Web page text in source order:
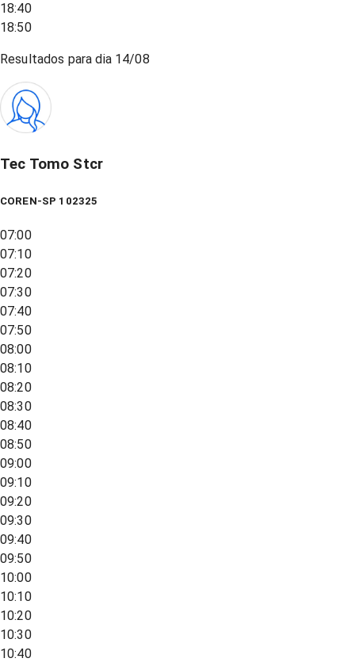
18:40
18:50
Resultados para dia 14/08
Tec Tomo Stcr
COREN-SP 102325
07:00
07:10
07:20
07:30
07:40
07:50
08:00
08:10
08:20
08:30
08:40
08:50
09:00
09:10
09:20
09:30
09:40
09:50
10:00
10:10
10:20
10:30
10:40